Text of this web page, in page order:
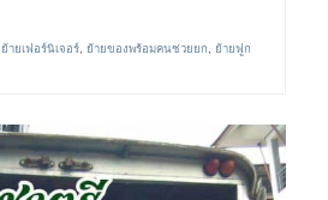
ายเฟอร์นิเจอร์ ย้ายของพร้อมคนช่วยยก
ย้ายฟูก